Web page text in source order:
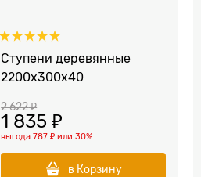
Ступени деревянные
2200x300x40
2 622 ₽
1 835 ₽
выгода787 ₽ или30%
в Корзину